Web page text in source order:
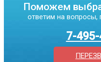
Поможем
ответим на вопросы,
7-